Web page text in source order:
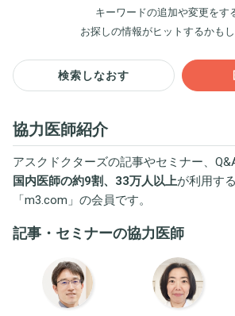
キーワードの追加や変更をす
お探しの情報がヒットするかも
検索しなおす
協力医師紹介
アスクドクターズの記事やセミナー、
国内医師の約9割、33万人以上が利用す
「m3.com 」の会員です。
記事・セミナーの協力医師